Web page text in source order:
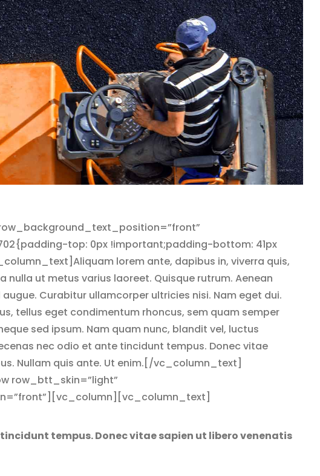
top: 0px !important;padding-bottom: 41px
lorem ante, dapibus in, viverra quis,
nulla ut metus varius laoreet. Quisque rutrum. Aenean
Curabitur ullamcorper ultricies nisi. Nam eget dui.
tellus eget condimentum rhoncus, sem quam semper
sed ipsum. Nam quam nunc, blandit vel, luctus
nec odio et ante tincidunt tempus. Donec vitae
Nullam quis ante. Ut enim.[/vc_column_text]
row_btt_skin=”light”
tempus. Donec vitae sapien ut libero venenatis